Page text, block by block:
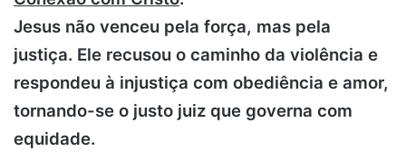
Jesus não venceu pela força, mas pela
justiça. Ele recusou o caminho da violência e
respondeu à injustiça com obediência e amor,
tornando-se o justo juiz que governa com
equidade.